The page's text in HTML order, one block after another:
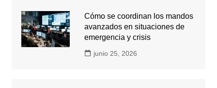
Cómo se coordinan los mandos
avanzados en situaciones de
emergencia y crisis
junio 25, 2026